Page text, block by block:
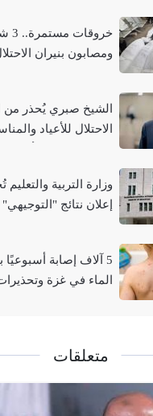
ومصابون بنيران
الشيخ صبري يُحذر من
الاحتلال للأعياد
وزارة التربية
إعلان نتائج "التوجيهي"
5 آلاف إصابة
الماء في غزة
متعلقات